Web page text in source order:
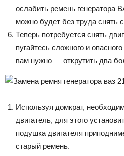
ослабить ремень генератора
можно будет без труда снять
Теперь потребуется снять
пугайтесь сложного и
вам нужно — открутить два
Используя домкрат,
двигатель, для этого
подушка двигателя
старый ремень.